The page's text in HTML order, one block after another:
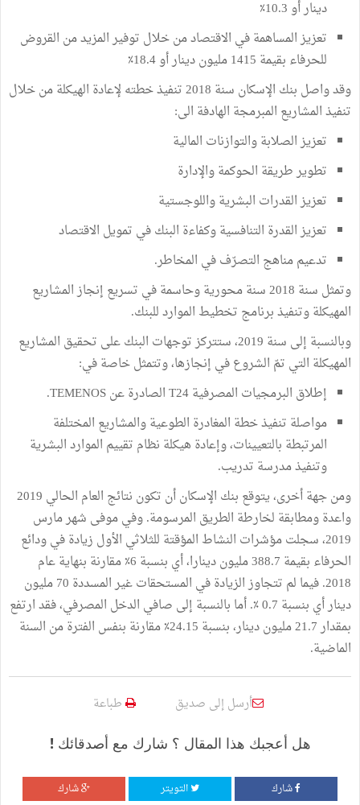
دينار أو 10.3٪
تعزيز المساهمة في الاقتصاد من خلال توفير المزيد من القروض
للحرفاء بقيمة 1415 مليون دينار أو 18.4٪
وقد واصل بنك الإسكان سنة 2018 تنفيذ خطته لإعادة الهيكلة من خلال
تنفيذ المشاريع المبرمجة الهادفة الى:
تعزيز الصلابة والتوازنات المالية
تطوير طريقة الحوكمة والإدارة
تعزيز القدرات البشرية واللوجستية
تعزيز القدرة التنافسية وكفاءة البنك في تمويل الاقتصاد
تدعيم مناهج التصرّف في المخاطر.
وتمثل سنة 2018 سنة محورية وحاسمة في تسريع إنجاز المشاريع
المهيكلة وتنفيذ برنامج تخطيط الموارد للبنك.
وبالنسبة إلى سنة 2019، ستتركز توجهات البنك على تحقيق المشاريع
المهيكلة التي تمّ الشروع في إنجازها، وتتمثل خاصة في:
إطلاق البرمجيات المصرفية T24 الصادرة عن TEMENOS.
مواصلة تنفيذ خطة المغادرة الطوعية والمشاريع المختلفة
المرتبطة بالتعيينات، وإعادة هيكلة نظام تقييم الموارد البشرية
وتنفيذ مدرسة تدريب.
ومن جهة أخرى، يتوقع بنك الإسكان أن تكون نتائج العام الحالي 2019
واعدة ومطابقة لخارطة الطريق المرسومة. وفي موفى شهر مارس
2019، سجلت مؤشرات النشاط المؤقتة للثلاثي الأول زيادة في ودائع
الحرفاء بقيمة 388.7 مليون دينارا، أي بنسبة 6٪ مقارنة بنهاية عام
2018. فيما لم تتجاوز الزيادة في المستحقات غير المسددة 70 مليون
دينار أي بنسبة 0.7 ٪. أما بالنسبة إلى صافي الدخل المصرفي، فقد ارتفع
بمقدار 21.7 مليون دينار، بنسبة 24.15٪ مقارنة بنفس الفترة من السنة
الماضية.
أرسل إلى صديق طباعة
هل أعجبك هذا المقال ؟ شارك مع أصدقائك !
شارك التويتر شارك